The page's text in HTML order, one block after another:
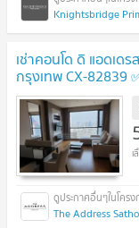
Knightsbridge
เช่าคอนโด ดิ แอดเด
กรุงเทพ CX-82839
งานมืออาชีพ ✅
The Address